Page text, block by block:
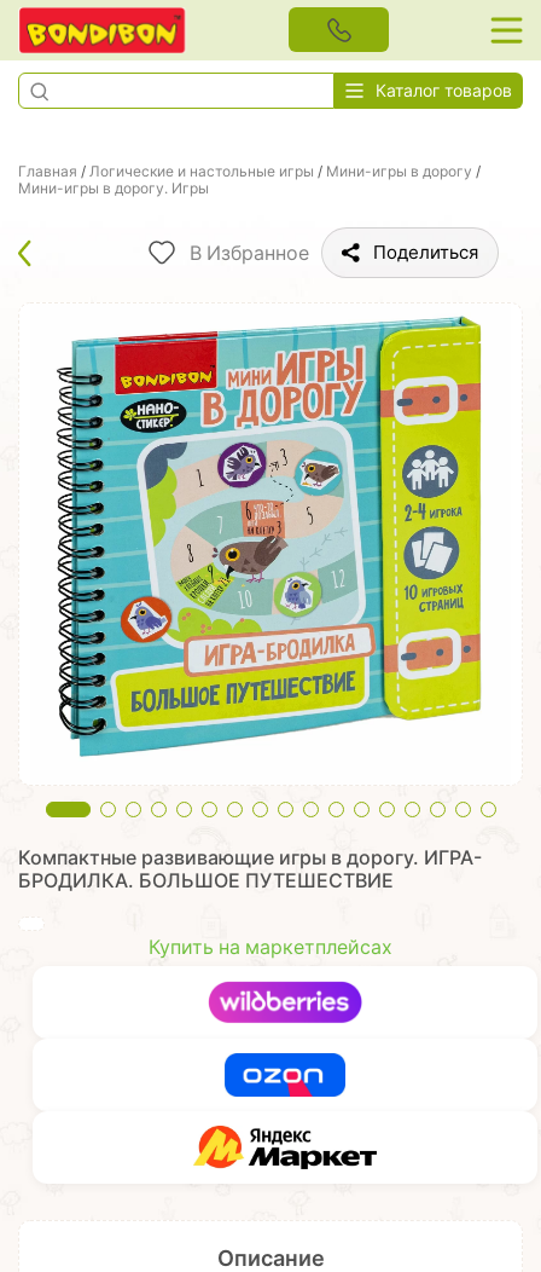
Каталог товаров
Главная / Логические и настольные игры / Мини-игры в дорогу /
Мини-игры в дорогу. Игры
В Избранное Поделиться
Компактные развивающие игры в дорогу. ИГРА-
БРОДИЛКА. БОЛЬШОЕ ПУТЕШЕСТВИЕ
Купить на маркетплейсах
Описание